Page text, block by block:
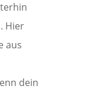
Hier
aus
dein